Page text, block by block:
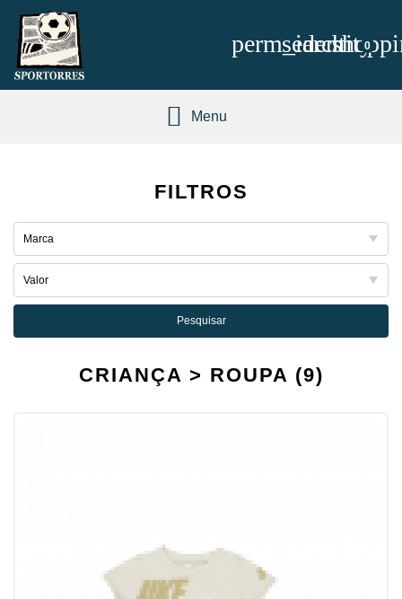
perm_identity
search 0
Menu
FILTROS
Pesquisar
CRIANÇA > ROUPA (9)